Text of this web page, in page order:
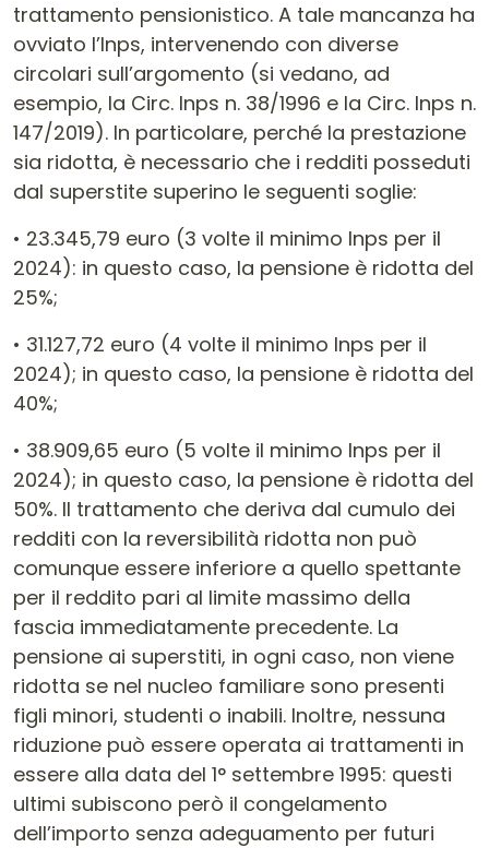
trattamento pensionistico. A tale mancanza ha
ovviato l’Inps, intervenendo con diverse
circolari sull’argomento (si vedano, ad
esempio, la Circ. Inps n. 38/1996 e la Circ. Inps n.
147/2019). In particolare, perché la prestazione
sia ridotta, è necessario che i redditi posseduti
dal superstite superino le seguenti soglie:
• 23.345,79 euro (3 volte il minimo Inps per il
2024): in questo caso, la pensione è ridotta del
25%;
• 31.127,72 euro (4 volte il minimo Inps per il
2024); in questo caso, la pensione è ridotta del
40%;
• 38.909,65 euro (5 volte il minimo Inps per il
2024); in questo caso, la pensione è ridotta del
50%. Il trattamento che deriva dal cumulo dei
redditi con la reversibilità ridotta non può
comunque essere inferiore a quello spettante
per il reddito pari al limite massimo della
fascia immediatamente precedente. La
pensione ai superstiti, in ogni caso, non viene
ridotta se nel nucleo familiare sono presenti
figli minori, studenti o inabili. Inoltre, nessuna
riduzione può essere operata ai trattamenti in
essere alla data del 1° settembre 1995: questi
ultimi subiscono però il congelamento
dell’importo senza adeguamento per futuri